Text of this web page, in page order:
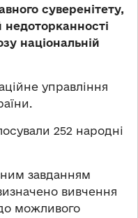
суверенітету,
недоторканності
національній
управління
252 народні
завданням
вивчення
можливого